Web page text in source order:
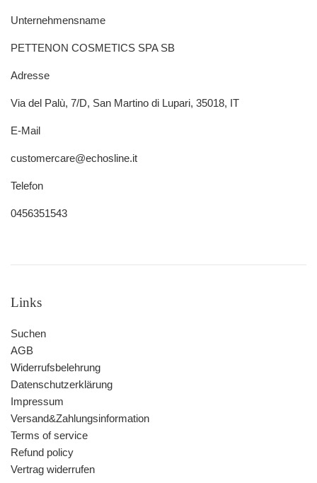
Unternehmensname
PETTENON COSMETICS SPA SB
Adresse
Via del Palù, 7/D, San Martino di Lupari, 35018, IT
E-Mail
customercare@echosline.it
Telefon
0456351543
Links
Suchen
AGB
Widerrufsbelehrung
Datenschutzerklärung
Impressum
Versand&Zahlungsinformation
Terms of service
Refund policy
Vertrag widerrufen